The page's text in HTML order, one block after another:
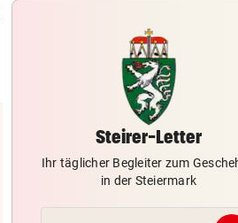
eines Kult-Sponsors
LIEFERING VERLIERT
Enttäuschende Zweitliga-
Rückkehr nach Grödig
Fehlstart komplett! Nächste
Steirer-Letter
Ihr täglicher Begleiter zum
in der Steiermark